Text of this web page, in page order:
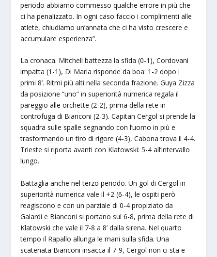
periodo abbiamo commesso qualche errore in più che
ci ha penalizzato. In ogni caso faccio i complimenti alle
atlete, chiudiamo un’annata che ci ha visto crescere e
accumulare esperienza”.
La cronaca. Mitchell battezza la sfida (0-1), Cordovani
impatta (1-1), Di Maria risponde da boa: 1-2 dopo i
primi 8’. Ritmi più alti nella seconda frazione. Guya Zizza
da posizione “uno” in superiorità numerica regala il
pareggio alle orchette (2-2), prima della rete in
controfuga di Bianconi (2-3). Capitan Cergol si prende la
squadra sulle spalle segnando con l’uomo in più e
trasformando un tiro di rigore (4-3), Cabona trova il 4-4.
Trieste si riporta avanti con Klatowski: 5-4 all’intervallo
lungo.
Battaglia anche nel terzo periodo. Un gol di Cergol in
superiorità numerica vale il +2 (6-4), le ospiti però
reagiscono e con un parziale di 0-4 propiziato da
Galardi e Bianconi si portano sul 6-8, prima della rete di
Klatowski che vale il 7-8 a 8’ dalla sirena. Nel quarto
tempo il Rapallo allunga le mani sulla sfida. Una
scatenata Bianconi insacca il 7-9, Cergol non ci sta e